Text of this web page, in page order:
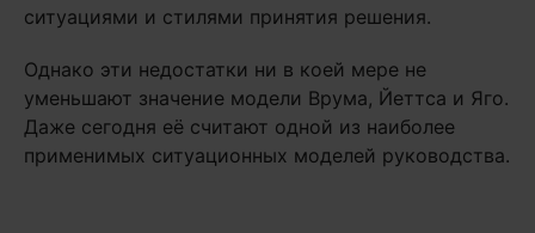
ситуациями и стилями принятия решения.
Однако эти недостатки ни в коей мере не
уменьшают значение модели Врума, Йеттса и Яго.
Даже сегодня её считают одной из наиболее
применимых ситуационных моделей руководства.